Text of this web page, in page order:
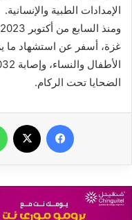
الإمدادات الطبية والإنسانية.
الضحايا تحت الركام.
فيسبوك